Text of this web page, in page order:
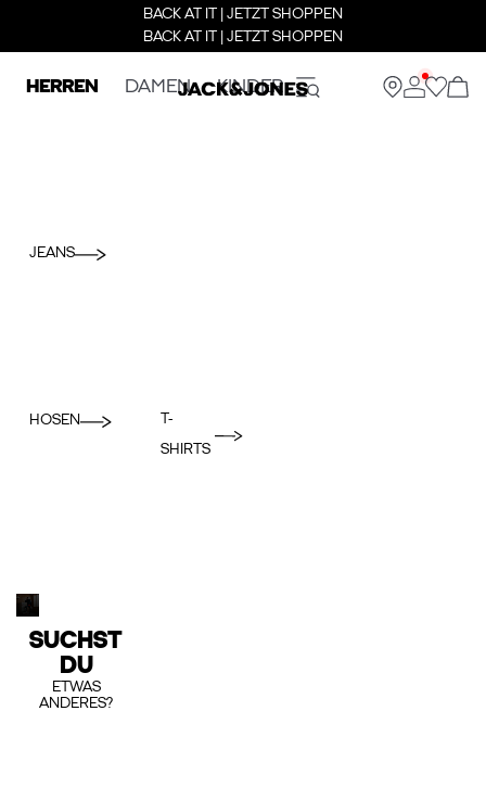
BACK AT IT | JETZT SHOPPEN
BACK AT IT | JETZT SHOPPEN
HERREN DAMEN KINDER
JEANS
HOSEN
T-
SHIRTS
SUCHST
DU
ETWAS
ANDERES?